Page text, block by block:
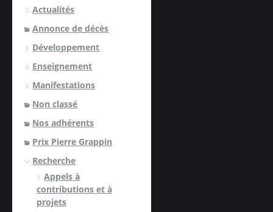
Actualités
Annonce de décès
Développement
Enseignement
Manifestations
Non classé
Nos adhérents
Prix Pierre Grappin
Recherche
Appels à
contributions et à
projets